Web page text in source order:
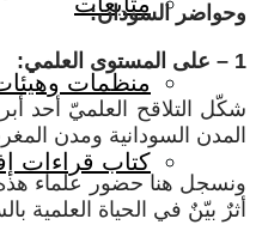
منظمات
كتاب قراءات
وحواضر السودان:
1 – على المستوى العلمي:
شكّل التلاقح العلميّ أحد
المدن السودانية ومدن
ونسجل هنا حضور علماء هذه
أثرٌ بيّنٌ في الحياة العلمية